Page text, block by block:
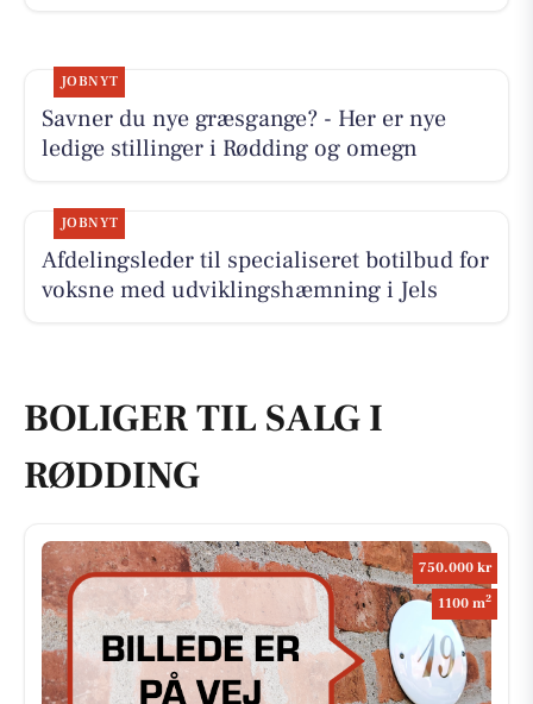
JOBNYT
Savner du nye græsgange? - Her er nye
ledige stillinger i Rødding og omegn
JOBNYT
Afdelingsleder til specialiseret botilbud for
voksne med udviklingshæmning i Jels
BOLIGER TIL SALG I
RØDDING
750.000 kr
1100 m2